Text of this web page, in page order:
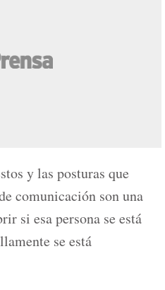
y las posturas que
comunicación son una
si esa persona se está
se está